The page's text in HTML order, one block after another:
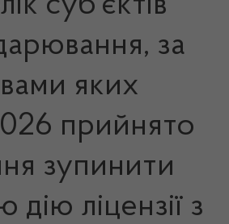
за
яких
прийнято
зупинити
дію ліцензії з